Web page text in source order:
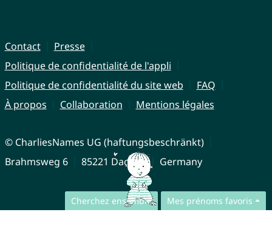
Cherchez ensemble Mes prénoms favoris
Contact
Presse
Politique de confidentialité de l'appli
Politique de confidentialité du site web
FAQ
À propos
Collaboration Mentions légales
© CharliesNames UG (haftungsbeschränkt)
Brahmsweg 6
85221 Dachau Germany